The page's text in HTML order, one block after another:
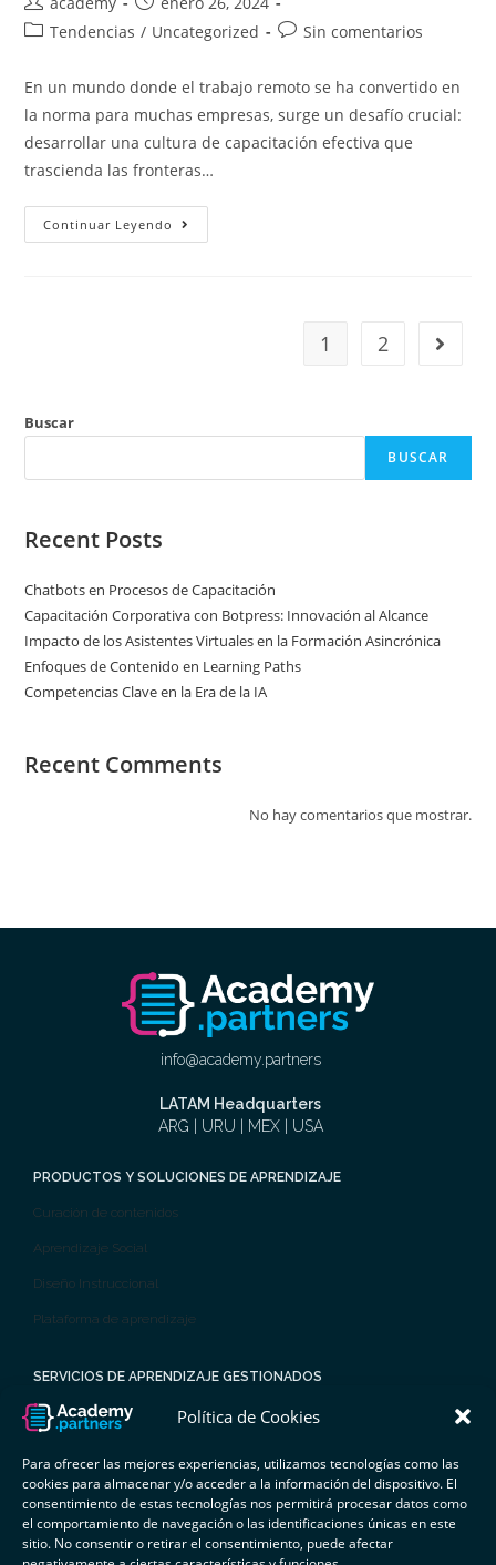
Política de Cookies
Para ofrecer las mejores experiencias, utilizamos tecnologías como las
cookies para almacenar y/o acceder a la información del dispositivo. El
consentimiento de estas tecnologías nos permitirá procesar datos como
el comportamiento de navegación o las identificaciones únicas en este
sitio. No consentir o retirar el consentimiento, puede afectar
Tendencias / Uncategorized Sin comentarios
En un mundo donde el trabajo remoto se ha convertido en
la norma para muchas empresas, surge un desafío crucial:
desarrollar una cultura de capacitación efectiva que
trascienda las fronteras…
Continuar Leyendo
1 2
Buscar
BUSCAR
Recent Posts
Chatbots en Procesos de Capacitación
Capacitación Corporativa con Botpress: Innovación al Alcance
Impacto de los Asistentes Virtuales en la Formación Asincrónica
Enfoques de Contenido en Learning Paths
Competencias Clave en la Era de la IA
Recent Comments
No hay comentarios que mostrar.
info@academy.partners
LATAM Headquarters
ARG | URU | MEX | USA
PRODUCTOS Y SOLUCIONES DE APRENDIZAJE
Curación de contenidos
Aprendizaje Social
Diseño Instruccional
Plataforma de aprendizaje
SERVICIOS DE APRENDIZAJE GESTIONADOS
Tutorías y administración
Aprendizaje por competencias
Planes